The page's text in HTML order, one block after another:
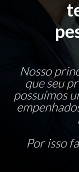
Nosso
que seu
possuímos
Por isso